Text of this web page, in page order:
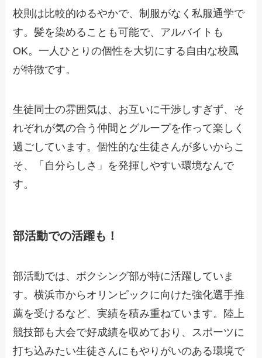
校則は比較的ゆるやかで、制服がなく私服通学で
す。髪を染めることも可能で、アルバイトも
OK。一人ひとりの個性を大切にする自由な校風
が特徴です。
生徒同士の雰囲気は、お互いに干渉しすぎず、そ
れぞれが気の合う仲間とグループを作って楽しく
過ごしています。個性的な生徒さんが多いからこ
そ、「自分らしさ」を発揮しやすい環境なんで
す。
部活動での活躍も！
部活動では、ボクシング部が特に活躍していま
す。横浜市からオリンピックに向けた強化選手推
薦を受けるなど、実績を積み重ねています。陸上
競技部も大会で好成績を収めており、スポーツに
打ち込みたい生徒さんにもやりがいのある環境で